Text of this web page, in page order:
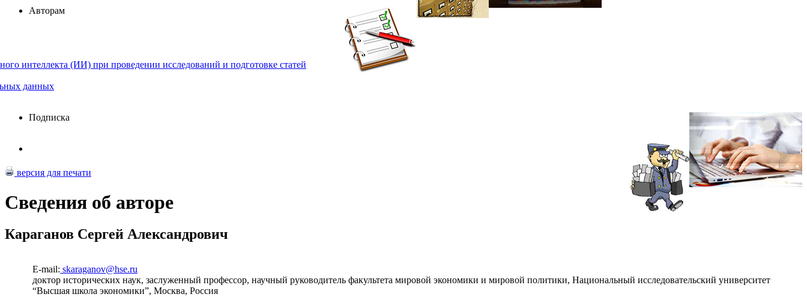
Авторам
интеллекта (ИИ) при проведении исследований и подготовке статей
данных
Подписка
версия для печати
Сведения об авторе
Караганов Сергей Александрович
E-mail: skaraganov@hse.ru
доктор исторических наук, заслуженный профессор, научный руководитель факультета мировой экономики и мировой политики, Национальный исследовательский университет
“Высшая школа экономики”, Москва, Россия